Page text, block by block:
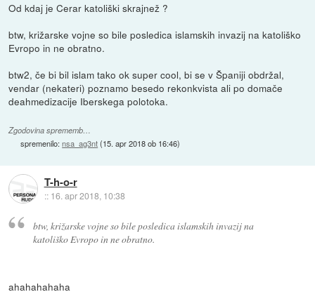
Od kdaj je Cerar katoliški skrajnež ?
btw, križarske vojne so bile posledica islamskih invazij na katoliško
Evropo in ne obratno.
btw2, če bi bil islam tako ok super cool, bi se v Španiji obdržal,
vendar (nekateri) poznamo besedo rekonkvista ali po domače
deahmedizacije Iberskega polotoka.
Zgodovina sprememb…
spremenilo:nsa_ag3nt(15. apr 2018 ob 16:46)
T-h-o-r
:: 16. apr 2018, 10:38
btw, križarske vojne so bile posledica islamskih invazij na
katoliško Evropo in ne obratno.
ahahahahaha